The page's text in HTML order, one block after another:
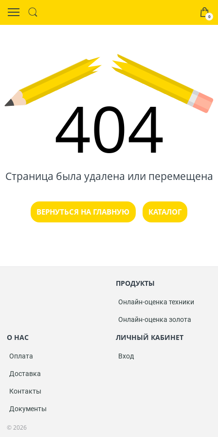
0
404
Страница была удалена или перемещена
ВЕРНУТЬСЯ НА ГЛАВНУЮ КАТАЛОГ
ПРОДУКТЫ
Онлайн-оценка техники
Онлайн-оценка золота
О НАС
Оплата
Доставка
Контакты
Документы
ЛИЧНЫЙ КАБИНЕТ
Вход
© 2026